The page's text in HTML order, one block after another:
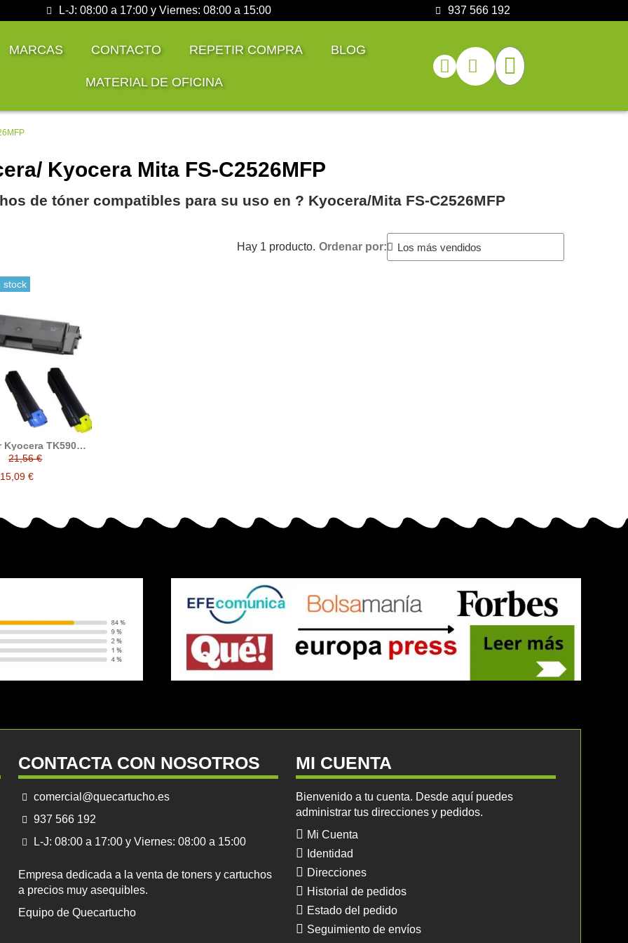
L-J: 08:00 a 17:00 y Viernes: 08:00 a 15:00 937 566 192
MARCAS CONTACTO REPETIR COMPRA BLOG
MATERIAL DE OFICINA
Kyocera Mita FS-C2526MFP
de tóner compatibles para su uso en ?️ Kyocera/Mita FS-C2526MFP
Hay 1 producto. Ordenar por:
stock
Kyocera TK590
reemplaza a TK-
/ 1T02KV0NL0 /
/
/ 1T02KVANL0
21,56 €
15,09 €
CONTACTA CON NOSOTROS
comercial@quecartucho.es
937 566 192
L-J: 08:00 a 17:00 y Viernes: 08:00 a 15:00
Empresa dedicada a la venta de toners y cartuchos
a precios muy asequibles.
Equipo de Quecartucho
MI CUENTA
Bienvenido a tu cuenta. Desde aquí puedes
administrar tus direcciones y pedidos.
Mi Cuenta
Identidad
Direcciones
Historial de pedidos
Estado del pedido
Seguimiento de envíos